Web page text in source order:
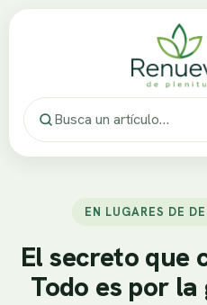
EN LUGARES DE
El secreto que
Todo es por